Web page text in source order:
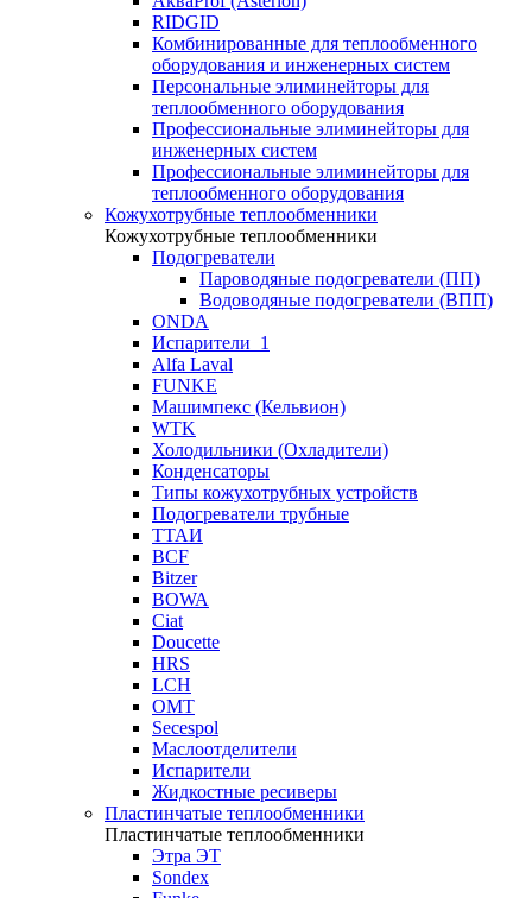
RIDGID
Комбинированные для теплообменного
оборудования и инженерных систем
Персональные элиминейторы для
теплообменного оборудования
Профессиональные элиминейторы для
инженерных систем
Профессиональные элиминейторы для
теплообменного оборудования
Кожухотрубные теплообменники
Кожухотрубные теплообменники
Подогреватели
Пароводяные подогреватели (ПП)
Водоводяные подогреватели (ВПП)
ONDA
Испарители_1
Alfa Laval
FUNKE
Машимпекс (Кельвион)
WTK
Холодильники (Охладители)
Конденсаторы
Типы кожухотрубных устройств
Подогреватели трубные
ТТАИ
BCF
Bitzer
BOWA
Ciat
Doucette
HRS
LCH
OMT
Secespol
Маслоотделители
Испарители
Жидкостные ресиверы
Пластинчатые теплообменники
Пластинчатые теплообменники
Этра ЭТ
Sondex